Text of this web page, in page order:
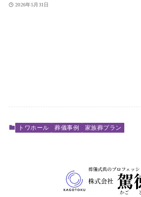
2026年5月31日
トワホール 葬儀事例 家族葬プラン